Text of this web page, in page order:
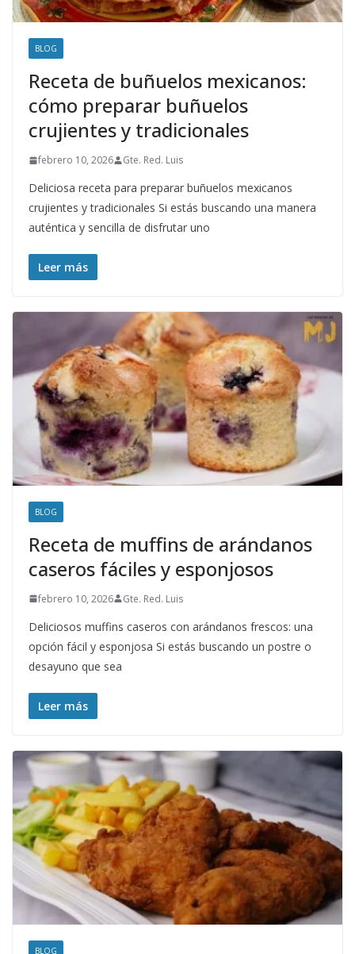
BLOG
Receta de buñuelos mexicanos:
cómo preparar buñuelos
crujientes y tradicionales
febrero 10, 2026 Gte. Red. Luis
Deliciosa receta para preparar buñuelos mexicanos
crujientes y tradicionales Si estás buscando una manera
auténtica y sencilla de disfrutar uno
Leer más
BLOG
Receta de muffins de arándanos
caseros fáciles y esponjosos
febrero 10, 2026 Gte. Red. Luis
Deliciosos muffins caseros con arándanos frescos: una
opción fácil y esponjosa Si estás buscando un postre o
desayuno que sea
Leer más
BLOG